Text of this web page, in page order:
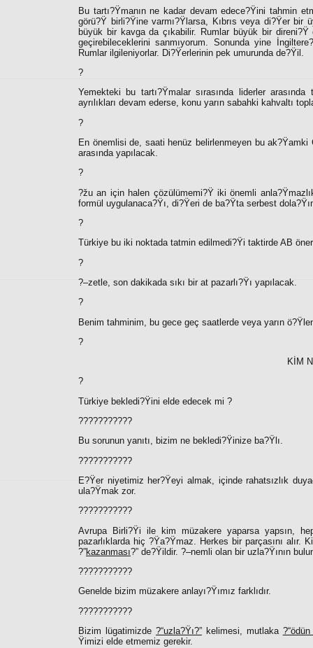
Bu tartı?Ÿmanın ne kadar devam edece?Ÿini tahmin
görü?Ÿ birli?Ÿine varmı?Ÿlarsa, Kıbrıs veya di?Ÿer
büyük bir kavga da çıkabilir. Rumlar büyük bir
geçirebileceklerini sanmıyorum. Sonunda yine
Rumlar ilgileniyorlar. Di?Ÿerlerinin pek umurunda de?Ÿil.
?
Yemekteki bu tartı?Ÿmalar sırasında liderler
ayrılıkları devam ederse, konu yarın sabahki kahvaltı
?
En önemlisi de, saati henüz belirlenmeyen bu
arasında yapılacak.
?
?žu an için halen çözülümemi?Ÿ iki önemli
formül uygulanaca?Ÿı, di?Ÿeri de ba?Ÿta serbest
?
Türkiye bu iki noktada tatmin edilmedi?Ÿi taktirde AB
?
?–zetle, son dakikada sıkı bir at pazarlı?Ÿı yapılacak.
?
Benim tahminim, bu gece geç saatlerde veya yarın
?
KİM
?
Türkiye bekledi?Ÿini elde edecek mi ?
???????????
Bu sorunun yanıtı, bizim ne bekledi?Ÿinize ba?Ÿlı.
???????????
E?Ÿer niyetimiz her?Ÿeyi almak, içinde rahatsızlık
ula?Ÿmak zor.
???????????
Avrupa Birli?Ÿi ile kim müzakere yaparsa yapsın,
pazarlıklarda hiç ?Ÿa?Ÿmaz. Herkes bir parçasını alır.
?”kazanması?” de?Ÿildir. ?–nemli olan bir uzla?Ÿının
???????????
Genelde bizim müzakere anlayı?Ÿımız farklıdır.
???????????
Bizim lügatimizde ?“uzla?Ÿı?”kelimesi, mutlaka
Ÿimizi elde etmemiz gerekir.